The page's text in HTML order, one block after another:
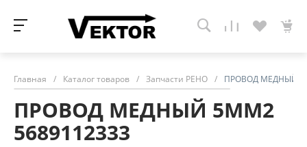
Главная / Каталог товаров / Запчасти РЕНО / ПРОВОД МЕДНЫЙ
ПРОВОД МЕДНЫЙ 5ММ2
5689112333